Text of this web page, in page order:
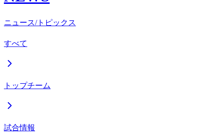
ニュース/トピックス
すべて
トップチーム
試合情報